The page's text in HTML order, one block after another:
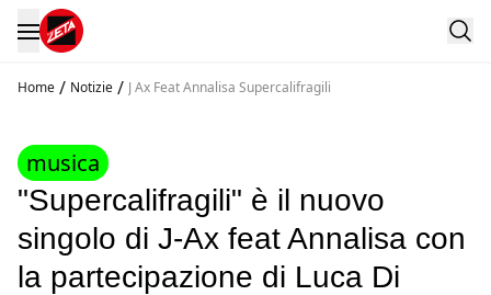
Home / Notizie / J Ax Feat Annalisa Supercalifragili
musica
"Supercalifragili" è il nuovo
singolo di J-Ax feat Annalisa con
la partecipazione di Luca Di